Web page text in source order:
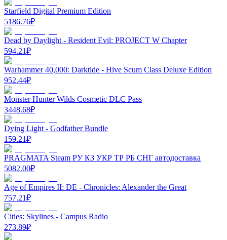
Starfield Digital Premium Edition
5186.76₽
Dead by Daylight - Resident Evil: PROJECT W Chapter
594.21₽
Warhammer 40,000: Darktide - Hive Scum Class Deluxe Edition
952.44₽
Monster Hunter Wilds Cosmetic DLC Pass
3448.68₽
Dying Light - Godfather Bundle
159.21₽
PRAGMATA Steam РУ КЗ УКР ТР РБ СНГ автодоставка
5082.00₽
Age of Empires II: DE - Chronicles: Alexander the Great
757.21₽
Cities: Skylines - Campus Radio
273.89₽